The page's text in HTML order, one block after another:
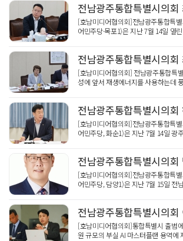
[호남미디어협의회]전남광주통합특
어민주당·목포1)은 지난 7월 14일 열
[호남미디어협의회] 전남광주통합특
성에 앞서 재생에너지를 사용하는데
[호남미디어협의회]전남광주통합특
어민주당, 화순1)은 지난 7월 14일 광
[호남미디어협의회]전남광주통합특
어민주당, 담양1)은 지난 7월 15일 전
[호남미디어협의회]통합특별시 출범
원 규모의 부실 AI 마스터플랜 용역에